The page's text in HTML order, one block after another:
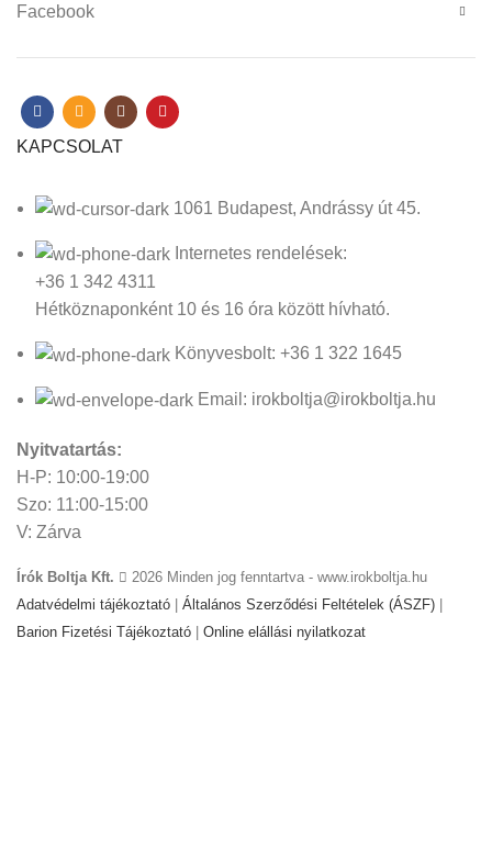
Facebook
KAPCSOLAT
1061 Budapest, Andrássy út 45.
Internetes rendelések:
+36 1 342 4311
Hétköznaponként 10 és 16 óra között hívható.
Könyvesbolt: +36 1 322 1645
Email: irokboltja@irokboltja.hu
Nyitvatartás:
H-P: 10:00-19:00
Szo: 11:00-15:00
V: Zárva
Írók Boltja Kft.
2026 Minden jog fenntartva - www.irokboltja.hu
Adatvédelmi tájékoztató
Általános Szerződési Feltételek (ÁSZF)
Barion Fizetési Tájékoztató
Online elállási nyilatkozat